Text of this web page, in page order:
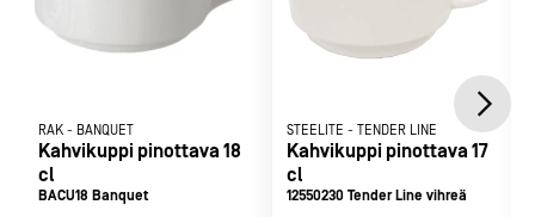
RAK - BANQUET
Kahvikuppi pinottava 18
cl
BACU18 Banquet
STEELITE - TENDER LINE
Kahvikuppi pinottava 17
cl
12550230 Tender Line vihreä